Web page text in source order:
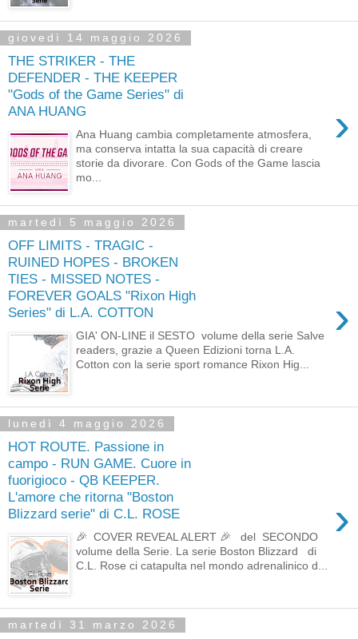
giovedì 14 maggio 2026
THE STRIKER - THE
DEFENDER - THE KEEPER
"Gods of the Game Series" di
ANA HUANG
›
Ana Huang cambia completamente atmosfera,
ma conserva intatta la sua capacità di creare
storie da divorare. Con Gods of the Game lascia
mo...
martedì 5 maggio 2026
OFF LIMITS - TRAGIC -
RUINED HOPES - BROKEN
TIES - MISSED NOTES -
FOREVER GOALS "Rixon High
Series" di L.A. COTTON
›
GIA' ON-LINE il SESTO volume della serie Salve
readers, grazie a Queen Edizioni torna L.A.
Cotton con la serie sport romance Rixon Hig...
lunedì 4 maggio 2026
HOT ROUTE. Passione in
campo - RUN GAME. Cuore in
fuorigioco - QB KEEPER.
L'amore che ritorna "Boston
Blizzard serie" di C.L. ROSE
›
🎉 COVER REVEAL ALERT 🎉 del SECONDO
volume della Serie. La serie Boston Blizzard di
C.L. Rose ci catapulta nel mondo adrenalinico d...
martedì 31 marzo 2026